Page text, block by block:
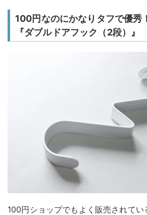
100円なのにかなりタフで優秀
『ダブルドアフック（2段）』
100円ショップでもよく販売されてい